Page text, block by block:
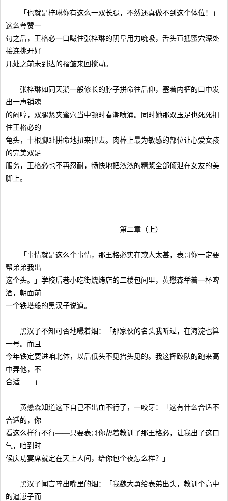
「也就是梓琳你有这么一双长腿，不然还真做不到这个体位！」
这么夸赞一
句之后，王格必一口嘬住张梓琳的阴阜用力吮吸，舌头直抵蜜穴深处
接连挑开好
几处之前未到达的褶皱来回搅动。
张梓琳如同天鹅一般修长的脖子拼命往后仰，塞着内裤的口中发
出一声销魂
的闷哼，双腿紧夹蜜穴当中顿时春潮喷涌。同时她那双玉足也死死扣
住王格必的
龟头，十根脚趾拼命地扭来扭去。肉棒上最为敏感的部位让心爱女孩
的完美双足
服务，王格必也不再忍耐，畅快地把浓浓的精浆全部倾泄在女友的美
脚上。
第二章（上）
「事情就是这么个事情，那王格必实在欺人太甚，表哥你一定要
帮弟弟我出
这个头。」学校后巷小吃街烧烤店的二楼包间里，黄懋森举着一杯啤
酒，朝面前
一个铁塔般的黑汉子说道。
黑汉子不知可否地嘬着烟：「那家伙的名头我听过，在海淀也算
一号。而且
今年铁定要进咱北体，以后低头不见抬头见的。我这摔跤队的跑来高
中弄他，不
合适……」
黄懋森知道这下自己不出血不行了，一咬牙：「这有什么合适不
合适的，你
看这么样行不行——只要表哥你帮着教训了那王格必，让我出了这口
气，咱到时
候庆功宴席就定在天上人间，给你包个夜怎么样？」
黑汉子闻言啐出嘴里的烟：「我魏大勇给表弟出头，教训个高中
的逼崽子而